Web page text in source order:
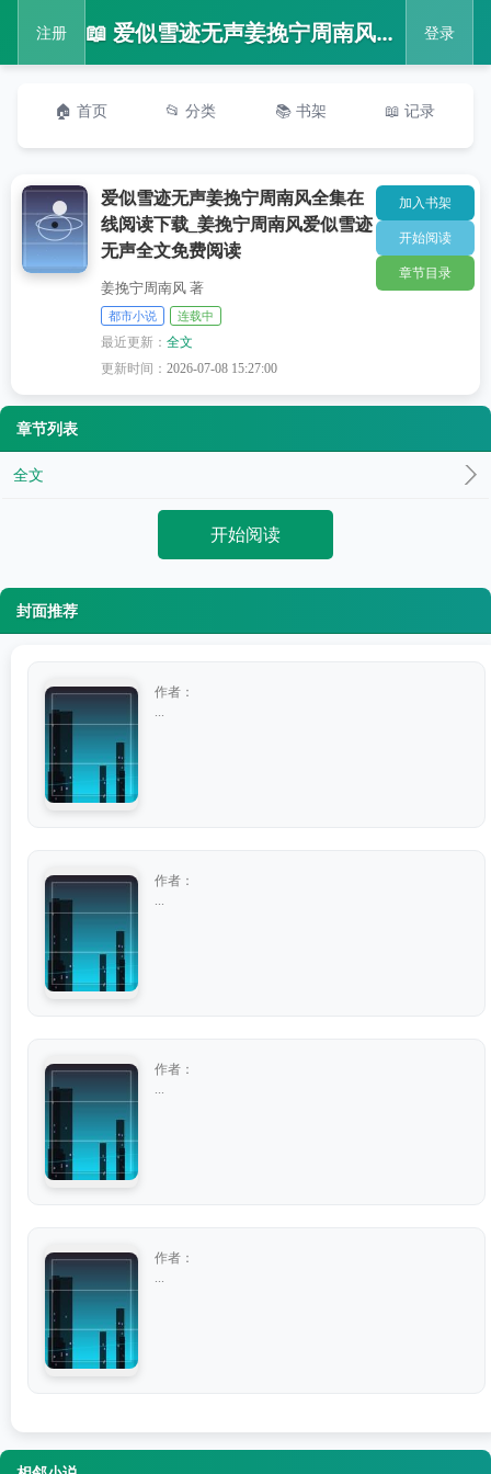
注册 📖 爱似雪迹无声姜挽宁周南风全集在线阅读下载_姜挽宁周南风爱似雪迹无声全文免费阅读 登录
🏠 首页 📂 分类 📚 书架 📖 记录
爱似雪迹无声姜挽宁周南风全集在
线阅读下载_姜挽宁周南风爱似雪迹
无声全文免费阅读
姜挽宁周南风 著
都市小说 连载中
最近更新：全文
更新时间：2026-07-08 15:27:00
加入书架
开始阅读
章节目录
章节列表
全文
开始阅读
封面推荐
作者：
作者：
作者：
作者：